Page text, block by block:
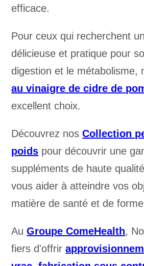
efficace.
Pour ceux qui recherchent
délicieuse et pratique pour
digestion et le métabolisme,
au vinaigre de cidre de
excellent choix.
Découvrez nosCollection
poids pour découvrir une
suppléments de haute
vous aider à atteindre vos
matière de santé et de
AuGroupe ComeHealth,
fiers d'offrir